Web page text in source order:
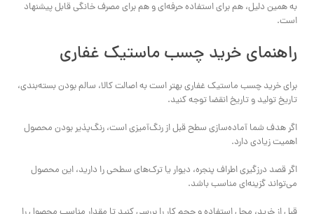
به همین دلیل، هم برای استفاده حرفه‌ای و هم برای مصرف خانگی قابل پیشنهاد
است.
راهنمای خرید چسب ماستیک غفاری
برای خرید چسب ماستیک غفاری بهتر است به اصالت کالا، سالم بودن بسته‌بندی،
تاریخ تولید و تاریخ انقضا توجه کنید.
اگر هدف شما آماده‌سازی سطح قبل از رنگ‌آمیزی است، رنگ‌پذیر بودن محصول
اهمیت زیادی دارد.
اگر قصد درزگیری اطراف پنجره، دیوار یا ترک‌های سطحی را دارید، این محصول
می‌تواند گزینه‌ای مناسب باشد.